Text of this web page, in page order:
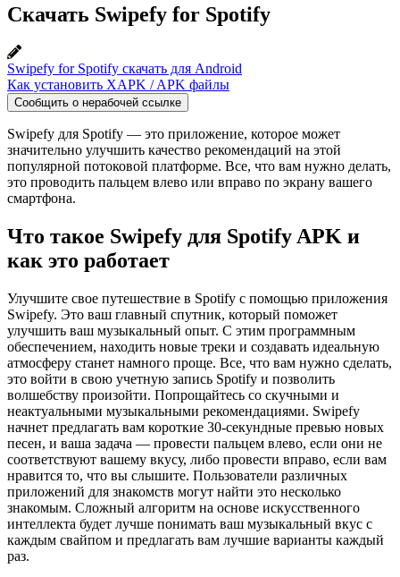
Скачать Swipefy for Spotify
Swipefy for Spotify скачать для Android
Как установить XAPK / APK файлы
Сообщить о нерабочей ссылке
Swipefy для Spotify — это приложение, которое может
значительно улучшить качество рекомендаций на этой
популярной потоковой платформе. Все, что вам нужно делать,
это проводить пальцем влево или вправо по экрану вашего
смартфона.
Что такое Swipefy для Spotify APK и
как это работает
Улучшите свое путешествие в Spotify с помощью приложения
Swipefy. Это ваш главный спутник, который поможет
улучшить ваш музыкальный опыт. С этим программным
обеспечением, находить новые треки и создавать идеальную
атмосферу станет намного проще. Все, что вам нужно сделать,
это войти в свою учетную запись Spotify и позволить
волшебству произойти. Попрощайтесь со скучными и
неактуальными музыкальными рекомендациями. Swipefy
начнет предлагать вам короткие 30-секундные превью новых
песен, и ваша задача — провести пальцем влево, если они не
соответствуют вашему вкусу, либо провести вправо, если вам
нравится то, что вы слышите. Пользователи различных
приложений для знакомств могут найти это несколько
знакомым. Сложный алгоритм на основе искусственного
интеллекта будет лучше понимать ваш музыкальный вкус с
каждым свайпом и предлагать вам лучшие варианты каждый
раз.